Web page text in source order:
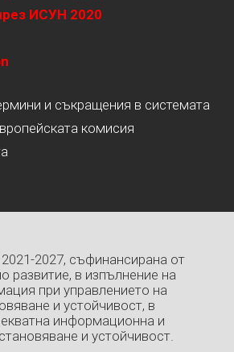
ИСУН 2020
и съкращения в системата
комисия
2027, съфинансирана от
развитие, в изпълнение на
при управлението на
и устойчивост, в
информационна и
и устойчивост.